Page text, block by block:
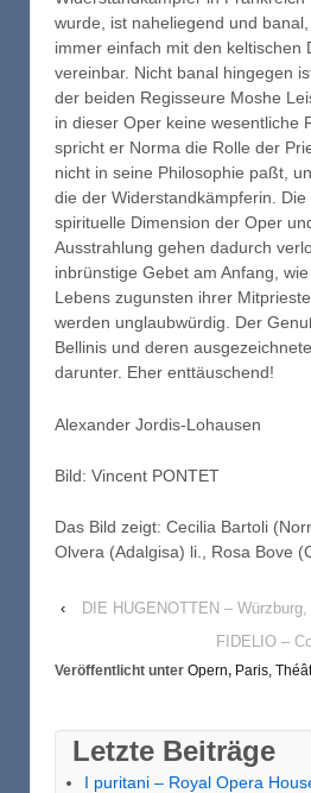
wurde, ist naheliegend und
immer einfach mit den keltischen
vereinbar. Nicht banal hingegen
der beiden Regisseure Moshe
in dieser Oper keine wesentliche
spricht er Norma die Rolle der
nicht in seine Philosophie paßt,
die der Widerstandkämpferin.
spirituelle Dimension der Oper
Ausstrahlung gehen dadurch
inbrünstige Gebet am Anfang,
Lebens zugunsten ihrer
werden unglaubwürdig. Der
Bellinis und deren
darunter. Eher enttäuschend!
Alexander Jordis-Lohausen
Bild: Vincent PONTET
Das Bild zeigt: Cecilia Bartoli
Olvera (Adalgisa) li., Rosa Bove
‹
DIE HUGENOTTEN –
FIDELIO –
Veröffentlicht unter Opern, Paris,
Letzte Beiträge
I puritani – Royal Opera